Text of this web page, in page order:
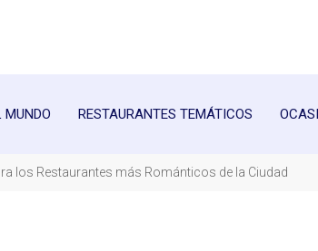
MUNDO RESTAURANTES TEMÁTICOS
los Restaurantes más Románticos de la Ciudad